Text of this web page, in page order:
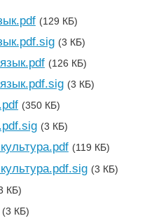
(129 КБ)
(3 КБ)
(126 КБ)
(3 КБ)
(350 КБ)
(3 КБ)
(119 КБ)
(3 КБ)
КБ)
(3 КБ)